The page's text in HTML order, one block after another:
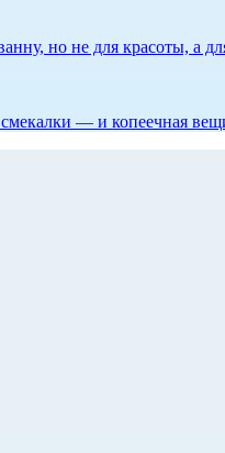
но не для красоты, а
— и копеечная